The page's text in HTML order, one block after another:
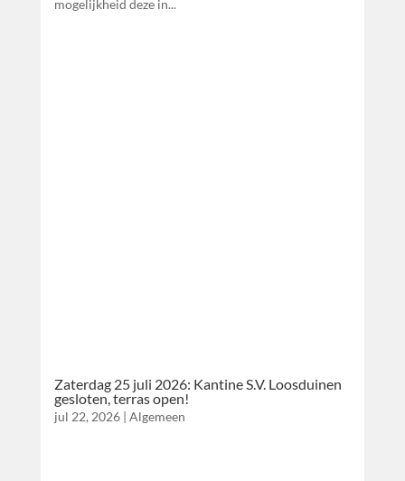
mogelijkheid deze in...
Zaterdag 25 juli 2026: Kantine S.V. Loosduinen
gesloten, terras open!
jul 22, 2026| Algemeen